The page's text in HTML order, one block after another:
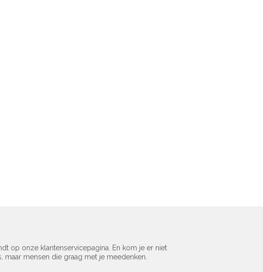
op onze klantenservicepagina. En kom je er niet
maar mensen die graag met je meedenken.